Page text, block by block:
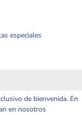
especiales
de bienvenida. En
en nosotros